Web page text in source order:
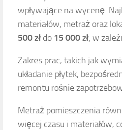
wpływające na wycenę.
materiałów, metraż oraz
500 zł do 15 000 zł, w
Zakres prac, takich jak
układanie płytek,
remontu rośnie
Metraż pomieszczenia
więcej czasu i materiałów,